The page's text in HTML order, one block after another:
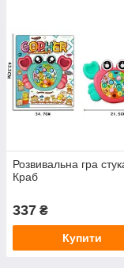
Розвивальна гра
Краб
337 ₴
Купити